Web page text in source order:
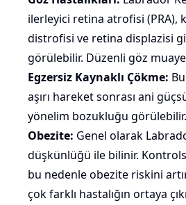
ilerleyici retina atrofisi (PRA),
distrofisi ve retina displazisi
görülebilir. Düzenli göz
Egzersiz Kaynaklı Çökme:
aşırı hareket sonrası ani
yönelim bozukluğu görülebilir.
Obezite: Genel olarak
düşkünlüğü ile bilinir.
bu nedenle obezite riskini
çok farklı hastalığın ortaya